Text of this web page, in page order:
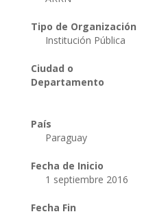
Tipo de Organización
Institución Pública
Ciudad o
Departamento
País
Paraguay
Fecha de Inicio
1 septiembre 2016
Fecha Fin